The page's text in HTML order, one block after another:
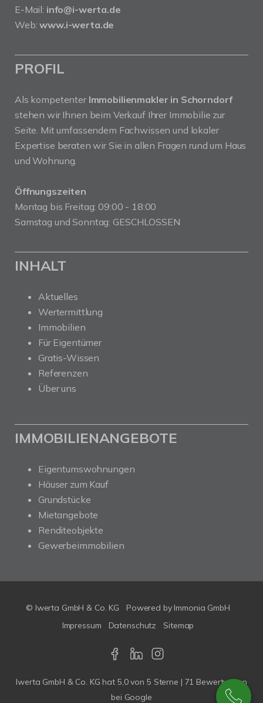
E-Mail: info@i-werta.de
Web:www.i-werta.de
PROFIL
Als kompetenter Immobilienmakler in Schorndorf
stehen wir Ihnen beim Verkauf Ihrer Immobilie zur
Seite. Mit umfassendem Fachwissen und lokaler
Expertise beraten wir Sie in allen Fragen rund um Haus
und Wohnung.
Öffnungszeiten
Montag bis Freitag: 09:00 - 18:00
Samstag und Sonntag: GESCHLOSSEN
INHALT
Aktuelles
Wertermittlung
Immobilien
Für Eigentümer
Gratis-Wissen
Referenzen
Über uns
IMMOBILIENANGEBOTE
Eigentumswohnungen
Häuser zum Kauf
Grundstücke
Mietangebote
Renditeobjekte
Gewerbeimmobilien
© Iwerta GmbH & Co. KG Powered by Immonia GmbH
Impressum
Datenschutz Sitemap
Iwerta GmbH & Co. KG hat 5,0von 5 Sterne | 71 Bewertungen
bei Google